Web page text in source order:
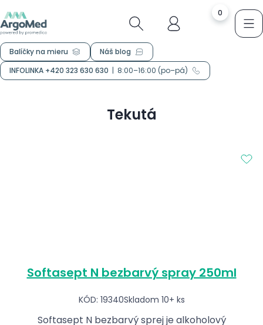
0
Balíčky na mieru
Náš blog
INFOLINKA +420 323 630 630 | 8:00–16:00 (po–pá)
Tekutá
Softasept N bezbarvý spray 250ml
KÓD: 19340Skladom 10+ ks
Softasept N bezbarvý sprej je alkoholový